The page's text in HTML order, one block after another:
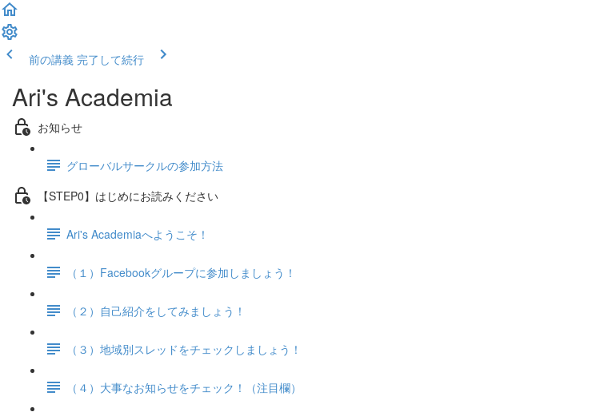
前の講義 完了して続行
Ari's Academia
お知らせ
グローバルサークルの参加方法
【STEP0】はじめにお読みください
Ari's Academiaへようこそ！
（１）Facebookグループに参加しましょう！
（２）自己紹介をしてみましょう！
（３）地域別スレッドをチェックしましょう！
（４）大事なお知らせをチェック！（注目欄）